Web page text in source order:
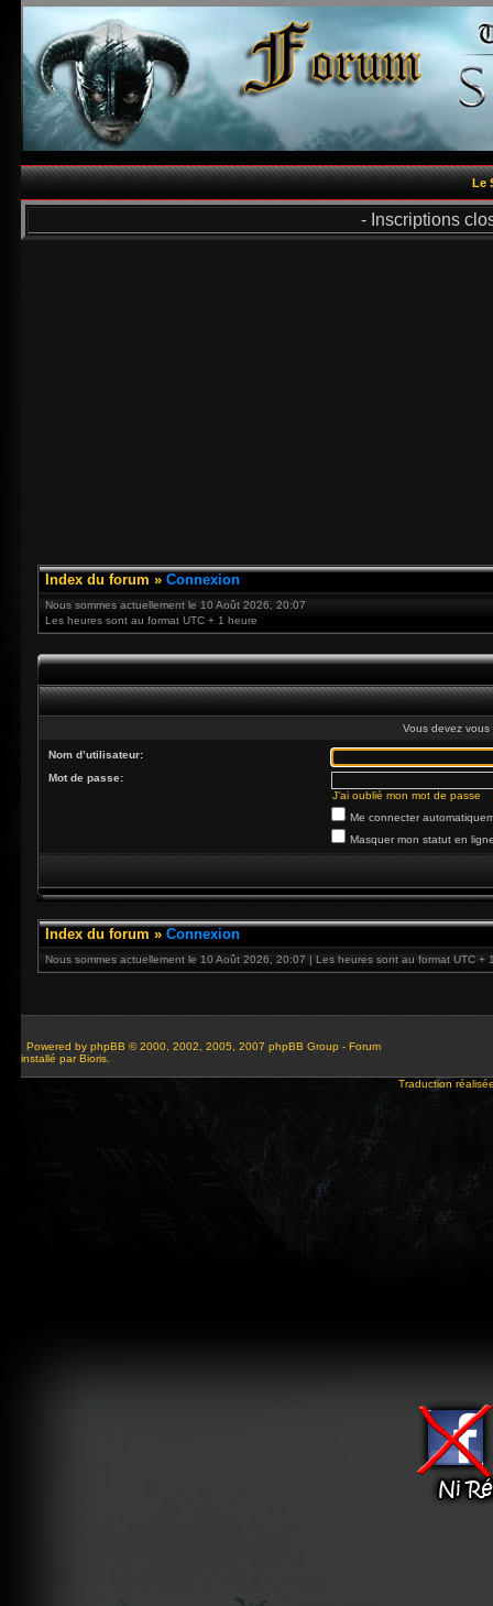
Le
- Inscriptions
Index du forum » Connexion
Nous sommes actuellement le 10 Août 2026, 20:07
Les heures sont au format UTC + 1 heure
Vous devez
Nom d’utilisateur:
Mot de passe:
J’ai oublié mon mot de passe
Me connecter
Masquer mon statut en
Index du forum » Connexion
Nous sommes actuellement le 10 Août 2026, 20:07 | Les heures sont au format UTC +
Powered by phpBB © 2000, 2002, 2005, 2007 phpBB Group - Forum
installé par Bioris.
Traduction